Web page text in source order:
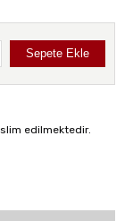
edilmektedir.